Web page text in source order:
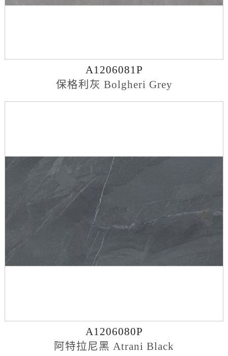
A1206081P
保格利灰 Bolgheri Grey
A1206080P
阿特拉尼黑 Atrani Black